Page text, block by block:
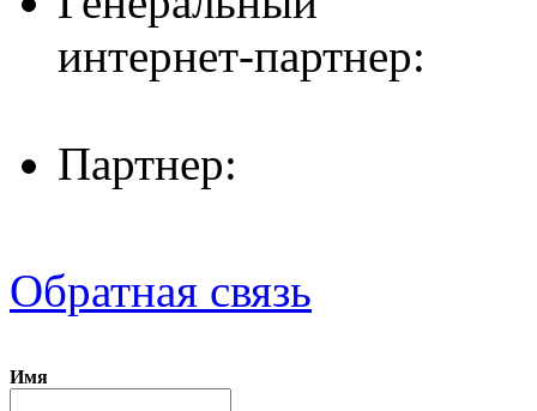
интернет-партнер:
Партнер:
Обратная связь
Имя